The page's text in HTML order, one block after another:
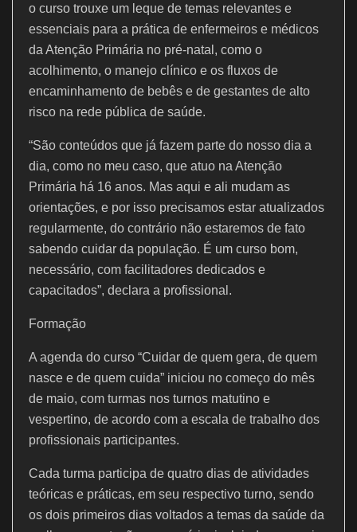
o curso trouxe um leque de temas relevantes e
essenciais para a prática de enfermeiros e médicos
da Atenção Primária no pré-natal, como o
acolhimento, o manejo clínico e os fluxos de
encaminhamento de bebês e de gestantes de alto
risco na rede pública de saúde.
“São conteúdos que já fazem parte do nosso dia a
dia, como no meu caso, que atuo na Atenção
Primária há 16 anos. Mas aqui e ali mudam as
orientações, e por isso precisamos estar atualizados
regularmente, do contrário não estaremos de fato
sabendo cuidar da população. É um curso bom,
necessário, com facilitadores dedicados e
capacitados”, declara a profissional.
Formação
A agenda do curso “Cuidar de quem gera, de quem
nasce e de quem cuida” iniciou no começo do mês
de maio, com turmas nos turnos matutino e
vespertino, de acordo com a escala de trabalho dos
profissionais participantes.
Cada turma participa de quatro dias de atividades
teóricas e práticas, em seu respectivo turno, sendo
os dois primeiros dias voltados a temas da saúde da